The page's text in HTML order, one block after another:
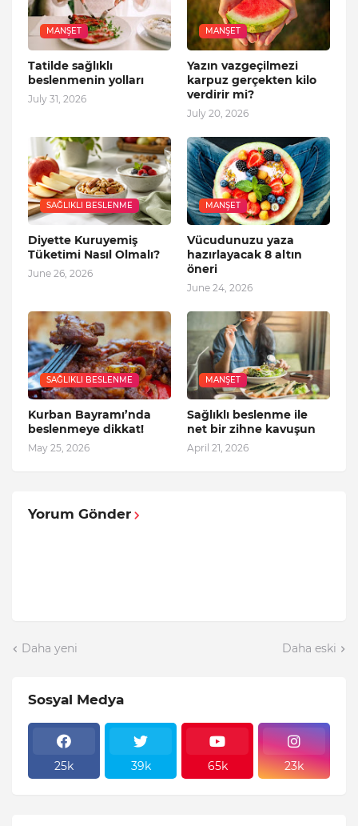
MANŞET
Tatilde sağlıklı
beslenmenin yolları
July 31, 2026
MANŞET
Yazın vazgeçilmezi
karpuz gerçekten kilo
verdirir mi?
July 20, 2026
SAĞLIKLI BESLENME
Diyette Kuruyemiş
Tüketimi Nasıl Olmalı?
June 26, 2026
MANŞET
Vücudunuzu yaza
hazırlayacak 8 altın
öneri
June 24, 2026
SAĞLIKLI BESLENME
Kurban Bayramı’nda
beslenmeye dikkat!
May 25, 2026
MANŞET
Sağlıklı beslenme ile
net bir zihne kavuşun
April 21, 2026
Yorum Gönder
Daha yeni Daha eski
Sosyal Medya
25k 39k 65k 23k